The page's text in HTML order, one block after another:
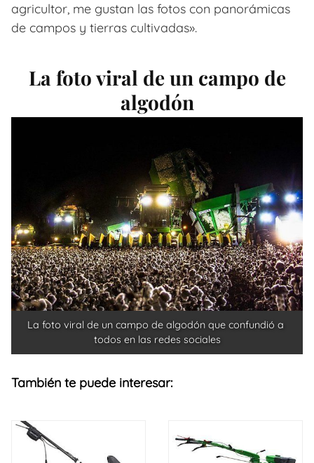
agricultor, me gustan las fotos con panorámicas
de campos y tierras cultivadas».
La foto viral de un campo de
algodón
La foto viral de un campo de algodón que confundió a
todos en las redes sociales
También te puede interesar: